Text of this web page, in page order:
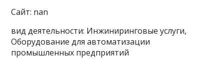
Сайт: nan
вид деятельности: Инжиниринговые услуги,
Оборудование для автоматизации
промышленных предприятий